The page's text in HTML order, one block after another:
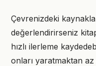
Çevrenizdeki
değerlendirirseniz
hızlı ilerleme
onları yaratmaktan